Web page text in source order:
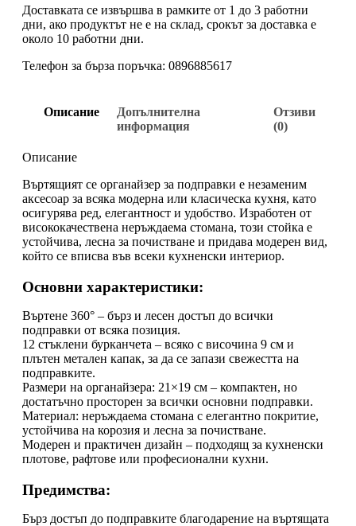
Доставката се извършва в рамките от 1 до 3 работни
дни, ако продуктът не е на склад, срокът за доставка е
около 10 работни дни.
Телефон за бърза поръчка: 0896885617
Описание
Допълнителна
информация
Отзиви
(0)
Описание
Въртящият се органайзер за подправки е незаменим
аксесоар за всяка модерна или класическа кухня, като
осигурява ред, елегантност и удобство. Изработен от
висококачествена неръждаема стомана, този стойка е
устойчива, лесна за почистване и придава модерен вид,
който се вписва във всеки кухненски интериор.
Основни характеристики:
Въртене 360° – бърз и лесен достъп до всички
подправки от всяка позиция.
12 стъклени бурканчета – всяко с височина 9 см и
плътен метален капак, за да се запази свежестта на
подправките.
Размери на органайзера: 21×19 см – компактен, но
достатъчно просторен за всички основни подправки.
Материал: неръждаема стомана с елегантно покритие,
устойчива на корозия и лесна за почистване.
Модерен и практичен дизайн – подходящ за кухненски
плотове, рафтове или професионални кухни.
Предимства:
Бърз достъп до подправките благодарение на въртящата